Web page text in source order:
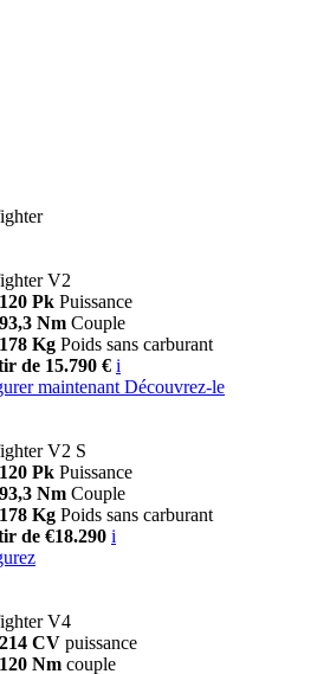
V2
120 Pk Puissance
93,3 Nm Couple
178 Kg Poids sans carburant
de 15.790 € i
maintenant Découvrez-le
V2 S
120 Pk Puissance
93,3 Nm Couple
178 Kg Poids sans carburant
de €18.290 i
V4
214 CV puissance
120 Nm couple